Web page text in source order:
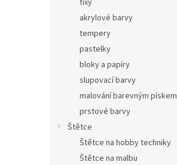
fixy
akrylové barvy
tempery
pastelky
bloky a papíry
slupovací barvy
malování barevným pískem
prstové barvy
Štětce
Štětce na hobby techniky
Štětce na malbu